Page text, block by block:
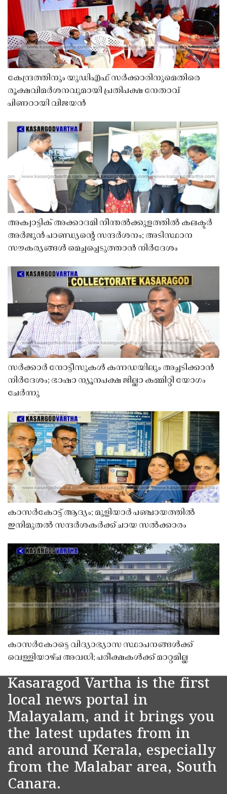
കേന്ദ്രത്തിനും യുഡിഎഫ് സർക്കാരിനുമെതിരെ
രൂക്ഷവിമർശനവുമായി പ്രതിപക്ഷ നേതാവ്
പിണറായി വിജയൻ
അക്വാട്ടിക് അക്കാദമി നീന്തൽക്കുളത്തിൽ കലക്ടർ
അർജുൻ പാണ്ഡ്യൻ്റെ സന്ദർശനം; അടിസ്ഥാന
സൗകര്യങ്ങൾ മെച്ചപ്പെടുത്താൻ നിർദേശം
സർക്കാർ നോട്ടീസുകൾ കന്നഡയിലും അച്ചടിക്കാൻ
നിർദേശം; ഭാഷാ ന്യൂനപക്ഷ ജില്ലാ കമ്മിറ്റി യോഗം
ചേർന്നു
കാസർകോട്ട് ആദ്യം; മുളിയാർ പഞ്ചായത്തിൽ
ഇനിമുതൽ സന്ദർശകർക്ക് ചായ സൽക്കാരം
കാസർകോട്ടെ വിദ്യാഭ്യാസ സ്ഥാപനങ്ങൾക്ക്
വെള്ളിയാഴ്ച അവധി; പരീക്ഷകൾക്ക് മാറ്റമില്ല
Kasaragod Vartha is the first
local news portal in
Malayalam, and it brings you
the latest updates from in
and around Kerala, especially
from the Malabar area, South
Canara.